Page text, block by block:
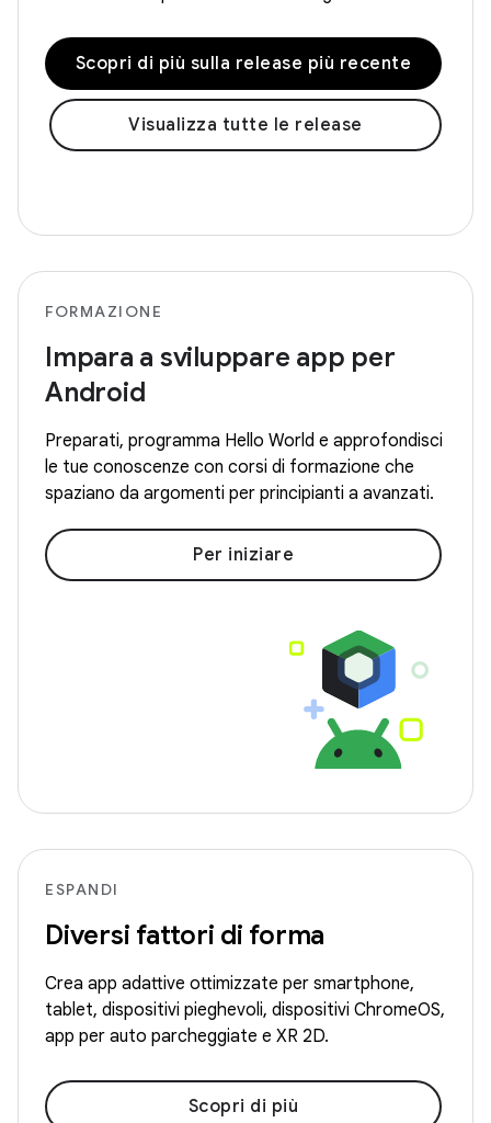
Scopri di più sulla release più recente
Visualizza tutte le release
FORMAZIONE
Impara a sviluppare app per
Android
Preparati, programma Hello World e approfondisci
le tue conoscenze con corsi di formazione che
spaziano da argomenti per principianti a avanzati.
Per iniziare
ESPANDI
Diversi fattori di forma
Crea app adattive ottimizzate per smartphone,
tablet, dispositivi pieghevoli, dispositivi ChromeOS,
app per auto parcheggiate e XR 2D.
Scopri di più